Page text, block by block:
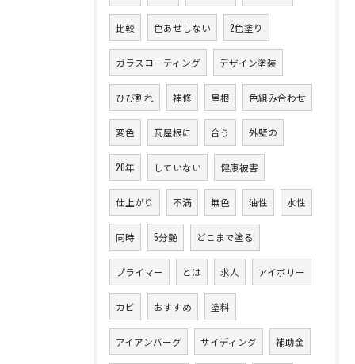
比較 色あせしない 2色塗り
ガラスコーティング デザイン塗装
ひび割れ 補修 屋根 色組み合わせ
変色 瓦屋根に 合う 外壁の
20年 していない 健康被害
仕上がり 不満 無色 油性 水性
同時 5分艶 どこまで塗る
プライマー とは 求人 アイボリー
カビ おすすめ 塗料
アイアンバーグ サイディング 補助金